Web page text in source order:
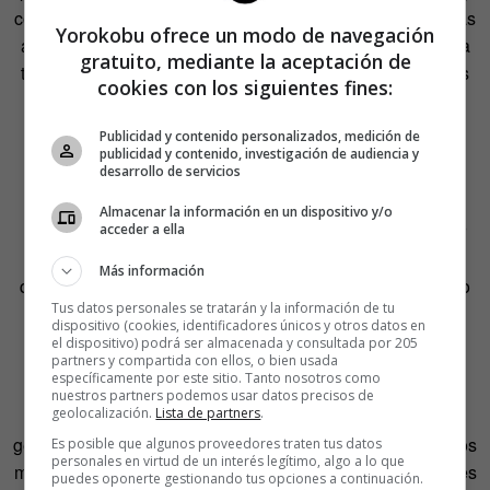
con las cifras de ventas de smartphones disparándose y las
aplicaciones saltando a un dispositivo tan masivo como la
tele. La demanda de apps es alta, creciente y exige a más
desarrolladores.
En realidad,tras el anuncio de la futura desaparición de
Flash de los dispositivos móviles
Nostradamus para ver que no hay mucho futuro
desarrollando software en dicha plataforma. En cualquier
caso,Ricardo Sánchez
que la salida podía estar en el reciclaje hacia el desarrollo
para iOS. «Con flash no puedes hacer nada guay que se
pueda vender en este momento. Así que aprendí a
programar en iOS».
Sánchez ha creado una app de retoque de fotografía que
genera imágenes a través de la interpretación de algoritmos
matemáticos basados en la triangulación de Delaunay. Tres
Yorokobu ofrece un modo de navegación
gratuito, mediante la aceptación de
cookies con los siguientes fines:
Publicidad y contenido personalizados, medición de
publicidad y contenido, investigación de audiencia y
desarrollo de servicios
Almacenar la información en un dispositivo y/o
acceder a ella
Más información
Tus datos personales se tratarán y la información de tu
dispositivo (cookies, identificadores únicos y otros datos en
el dispositivo) podrá ser almacenada y consultada por 205
partners y compartida con ellos, o bien usada
específicamente por este sitio. Tanto nosotros como
nuestros partners podemos usar datos precisos de
geolocalización. Lista de partners.
Es posible que algunos proveedores traten tus datos
personales en virtud de un interés legítimo, algo a lo que
puedes oponerte gestionando tus opciones a continuación.